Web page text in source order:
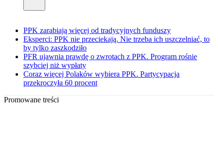
PPK zarabiają więcej od tradycyjnych funduszy
Eksperci: PPK nie przeciekają. Nie trzeba ich uszczelniać, to
by tylko zaszkodziło
PFR ujawnia prawdę o zwrotach z PPK. Program rośnie
szybciej niż wypłaty
Coraz więcej Polaków wybiera PPK. Partycypacja
przekroczyła 60 procent
Promowane treści